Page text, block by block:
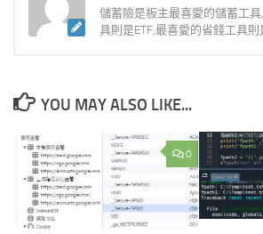
儲蓄險是板主最喜愛的儲蓄工
具則是ETF,最喜愛的省錢工具
YOU MAY ALSO LIKE...
0